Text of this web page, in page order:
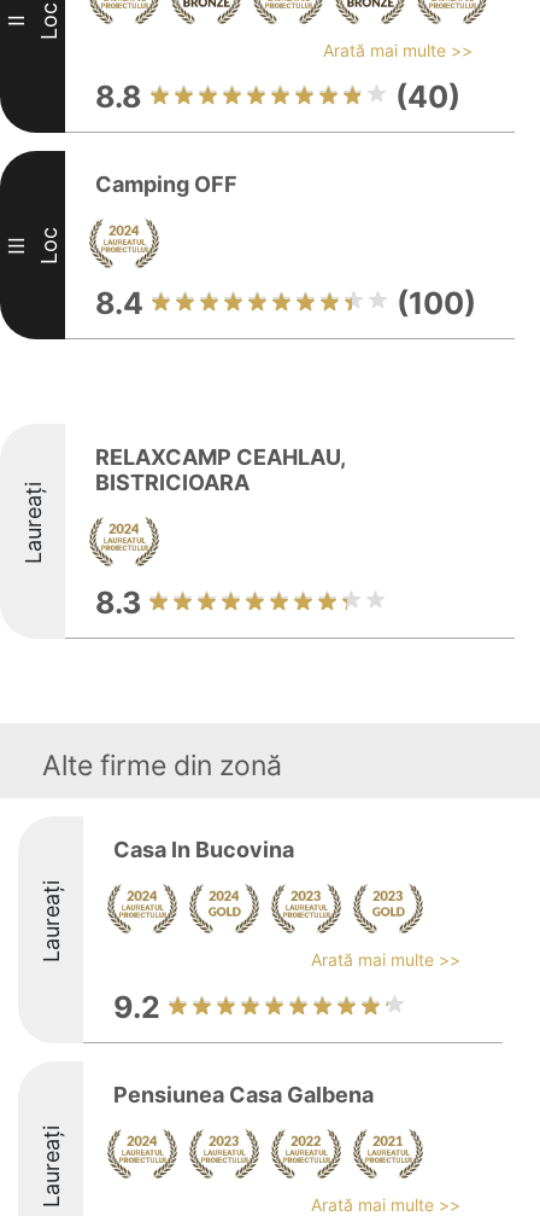
II Loc
Arată mai multe >>
8.8 (40)
III Loc
Camping OFF
8.4 (100)
Laureați
RELAXCAMP CEAHLAU,
BISTRICIOARA
8.3
Alte firme din zonă
Laureați
Casa In Bucovina
Arată mai multe >>
9.2
Laureați
Pensiunea Casa Galbena
Arată mai multe >>